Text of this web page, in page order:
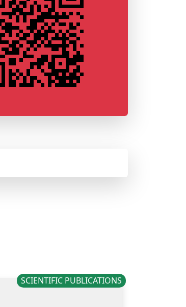
SCIENTIFIC PUBLICATIONS